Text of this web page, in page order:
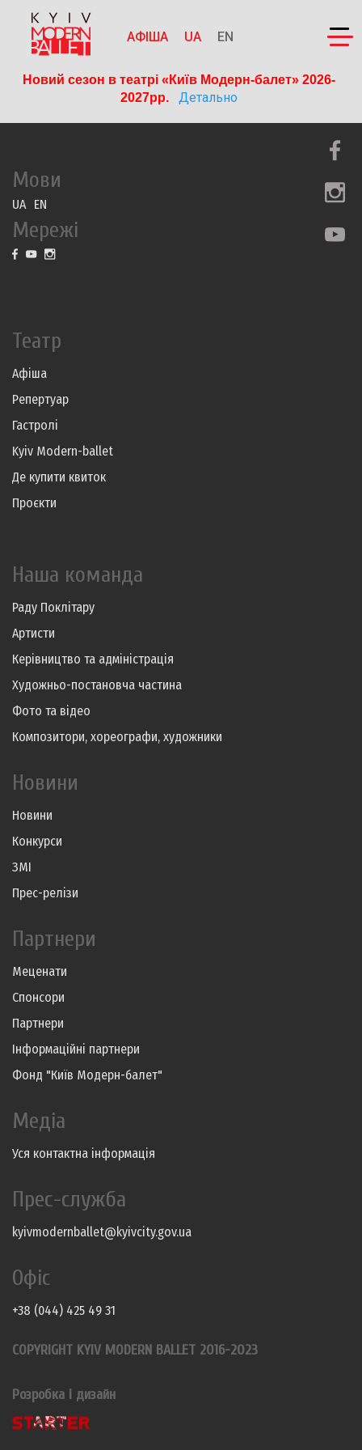
АФІША UA EN
Новий сезон в театрі «Київ Модерн-балет» 2026-
2027рр.
Детально
Мови
UA EN
Мережі
Театр
Афіша
Репертуар
Гастролі
Kyiv Modern-ballet
Де купити квиток
Проєкти
Наша команда
Раду Поклітару
Артисти
Керівництво та адміністрація
Художньо-постановча частина
Фото та відео
Композитори, хореографи, художники
Новини
Новини
Конкурси
ЗМІ
Прес-релізи
Партнери
Меценати
Спонсори
Партнери
Інформаційні партнери
Фонд "Київ Модерн-балет"
Медіа
Уся контактна інформація
Прес-служба
kyivmodernballet@kyivcity.gov.ua
Офіс
+38 (044) 425 49 31
COPYRIGHT KYIV MODERN BALLET 2016-2023
Розробка і дизайн